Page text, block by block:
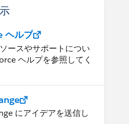
ヘルプ
ースやサポートについ
ヘルプを参照してく
にアイデアを送信し